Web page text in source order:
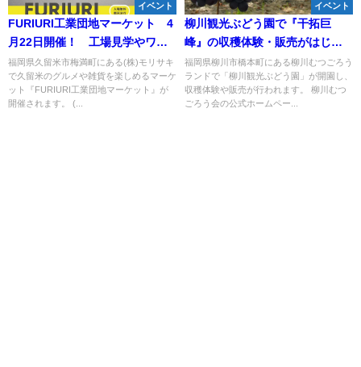
イベント
FURIURI工業団地マーケット 4
月22日開催！ 工場見学やワー
クショップ、グルメや雑貨など
を楽しめる（久留米市）
福岡県久留米市梅満町にある(株)モリサキ
で久留米のグルメや雑貨を楽しめるマーケ
ット『FURIURI工業団地マーケット』が
開催されます。 (...
イベント
柳川観光ぶどう園で『干拓巨
峰』の収穫体験・販売がはじま
るみたい。8月7日先行販売
福岡県柳川市橋本町にある柳川むつごろう
ランドで「柳川観光ぶどう園」が開園し、
収穫体験や販売が行われます。 柳川むつ
ごろう会の公式ホームペー...